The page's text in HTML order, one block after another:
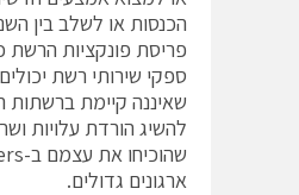
הכנסות או לשלב בין
פריסת פונקציות הרשת
ספקי שירותי רשת
שאיננה קיימת ברשתות
להשיג הורדת עלויות
ארגונים גדולים.